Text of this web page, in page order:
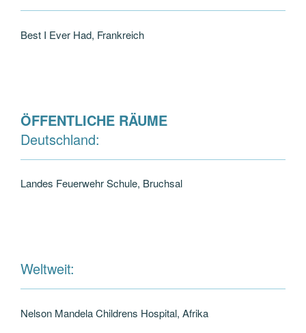
Best I Ever Had, Frankreich
ÖFFENTLICHE RÄUME
Deutschland:
Landes Feuerwehr Schule, Bruchsal
Weltweit:
Nelson Mandela Childrens Hospital, Afrika